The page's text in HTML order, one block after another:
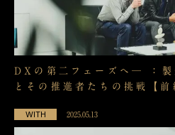
DXの第二フェーズへ─ ：製
とその推進者たちの挑戦【前
WITH 2025.05.13